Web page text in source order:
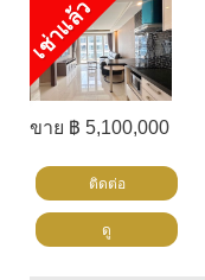
เช่าแล้ว
ขาย ฿ 5,100,000
ติดต่อ
ดู